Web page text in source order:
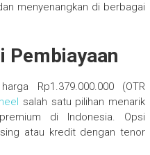
menyenangkan di berbagai
Pembiayaan
Rp1.379.000.000 (OTR
salah satu pilihan menarik
di Indonesia. Opsi
atau kredit dengan tenor